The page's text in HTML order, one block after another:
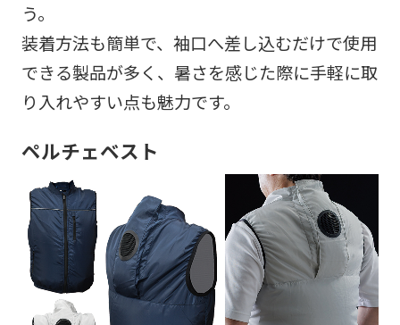
う。
装着方法も簡単で、袖口へ差し込むだけで使用
できる製品が多く、暑さを感じた際に手軽に取
り入れやすい点も魅力です。
ペルチェベスト